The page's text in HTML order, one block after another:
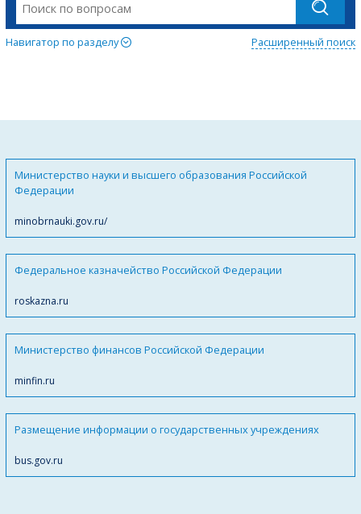
Навигатор по разделу Расширенный поиск
Министерство науки и высшего образования Российской
Федерации
minobrnauki.gov.ru/
Федеральное казначейство Российской Федерации
roskazna.ru
Министерство финансов Российской Федерации
minfin.ru
Размещение информации о государственных учреждениях
bus.gov.ru